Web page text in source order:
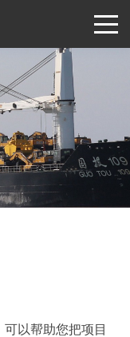
可以帮助您把项目